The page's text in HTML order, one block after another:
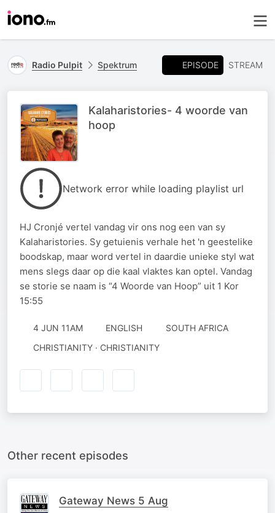
Radio Pulpit Spektrum EPISODE STREAM
Kalaharistories- 4 woorde van
hoop
Network error while loading playlist url
HJ Cronjé vertel vandag vir ons nog een van sy
Kalaharistories. Sy getuienis verhale het 'n geestelike
boodskap, maar word vertel in daardie unieke styl wat
mens slegs daar op die kaal vlaktes kan optel. Vandag
se storie se naam is “4 Woorde van Hoop” uit 1 Kor
15:55
4 JUN 11AM ENGLISH
SOUTH AFRICA
CHRISTIANITY · CHRISTIANITY
Other recent episodes
Gateway News 5 Aug